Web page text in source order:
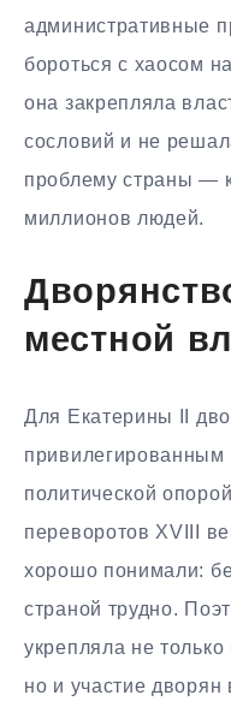
административные
бороться с хаосом
она закрепляла
сословий и не
проблему страны —
миллионов людей.
местной
Для Екатерины II
привилегированным
политической
переворотов XVIII
хорошо понимали:
страной трудно.
укрепляла не
но и участие дворян